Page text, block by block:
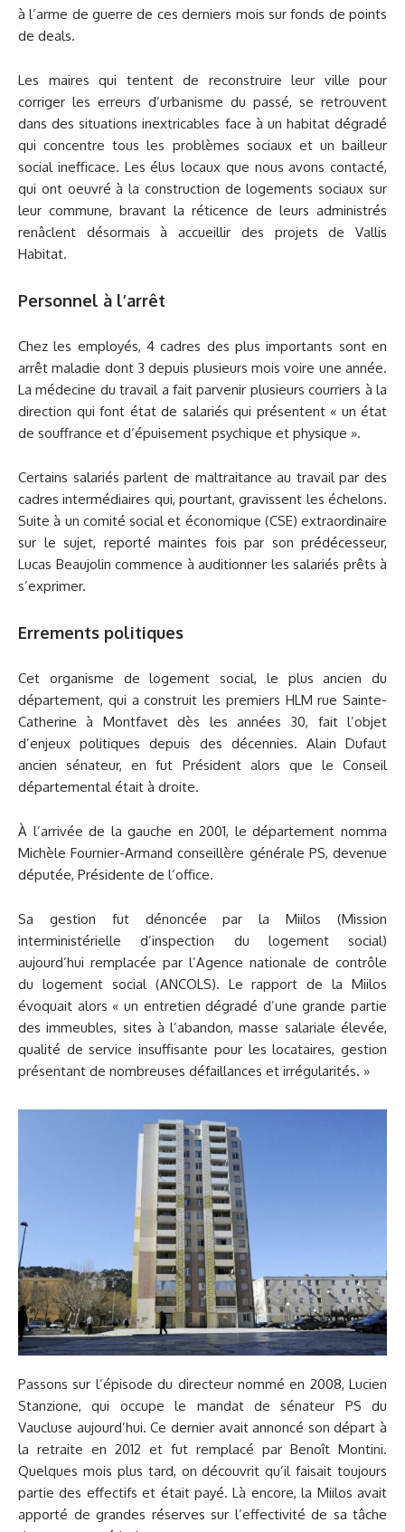
à l’arme de guerre de ces derniers mois sur fonds de points
de deals.
Les maires qui tentent de reconstruire leur ville pour
corriger les erreurs d’urbanisme du passé, se retrouvent
dans des situations inextricables face à un habitat dégradé
qui concentre tous les problèmes sociaux et un bailleur
social inefficace. Les élus locaux que nous avons contacté,
qui ont oeuvré à la construction de logements sociaux sur
leur commune, bravant la réticence de leurs administrés
renâclent désormais à accueillir des projets de Vallis
Habitat.
Personnel à l’arrêt
Chez les employés, 4 cadres des plus importants sont en
arrêt maladie dont 3 depuis plusieurs mois voire une année.
La médecine du travail a fait parvenir plusieurs courriers à la
direction qui font état de salariés qui présentent « un état
de souffrance et d’épuisement psychique et physique ».
Certains salariés parlent de maltraitance au travail par des
cadres intermédiaires qui, pourtant, gravissent les échelons.
Suite à un comité social et économique (CSE) extraordinaire
sur le sujet, reporté maintes fois par son prédécesseur,
Lucas Beaujolin commence à auditionner les salariés prêts à
s’exprimer.
Errements politiques
Cet organisme de logement social, le plus ancien du
département, qui a construit les premiers HLM rue Sainte-
Catherine à Montfavet dès les années 30, fait l’objet
d’enjeux politiques depuis des décennies. Alain Dufaut
ancien sénateur, en fut Président alors que le Conseil
départemental était à droite.
À l’arrivée de la gauche en 2001, le département nomma
Michèle Fournier-Armand conseillère générale PS, devenue
députée, Présidente de l’office.
Sa gestion fut dénoncée par la Miilos (Mission
interministérielle d’inspection du logement social)
aujourd’hui remplacée par l’Agence nationale de contrôle
du logement social (ANCOLS). Le rapport de la Miilos
évoquait alors « un entretien dégradé d’une grande partie
des immeubles, sites à l’abandon, masse salariale élevée,
qualité de service insuffisante pour les locataires, gestion
présentant de nombreuses défaillances et irrégularités. »
Passons sur l’épisode du directeur nommé en 2008, Lucien
Stanzione, qui occupe le mandat de sénateur PS du
Vaucluse aujourd’hui. Ce dernier avait annoncé son départ à
la retraite en 2012 et fut remplacé par Benoît Montini.
Quelques mois plus tard, on découvrit qu’il faisait toujours
partie des effectifs et était payé. Là encore, la Miilos avait
apporté de grandes réserves sur l’effectivité de sa tâche